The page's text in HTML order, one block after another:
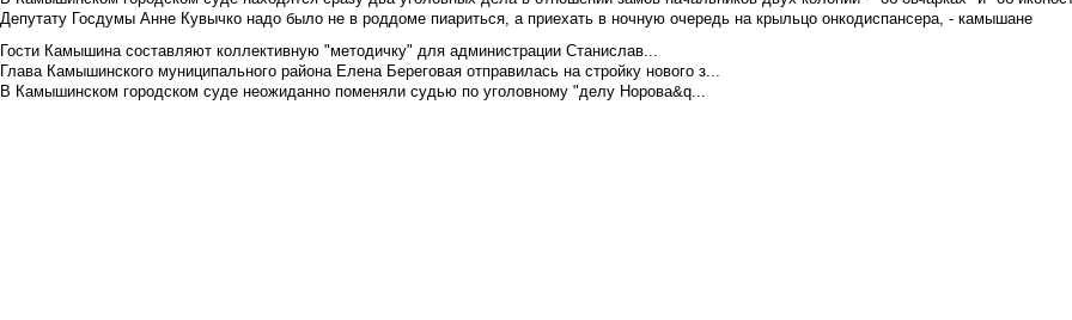
Депутату Госдумы Анне Кувычко надо было не в роддоме пиариться, а приехать в ночную очередь на крыльцо онкодиспансера, - камышане
Гости Камышина составляют коллективную "методичку" для администрации Станислав...
Глава Камышинского муниципального района Елена Береговая отправилась на стройку нового з...
В Камышинском городском суде неожиданно поменяли судью по уголовному "делу Норова&q...